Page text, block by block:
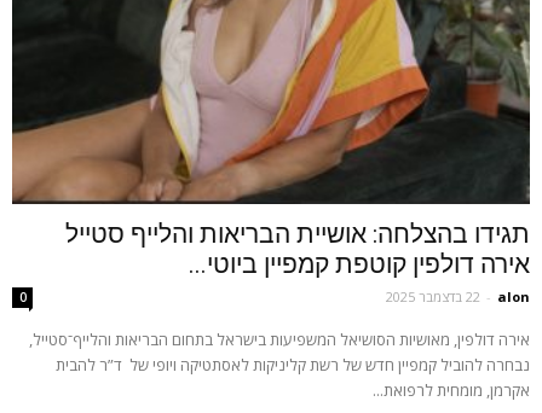
תגידו בהצלחה: אושיית הבריאות והלייף סטייל
אירה דולפין קוטפת קמפיין ביוטי...
alon
- 22 בדצמבר 2025 0
אירה דולפין, מאושיות הסושיאל המשפיעות בישראל בתחום הבריאות והלייף־סטייל,
נבחרה להוביל קמפיין חדש של רשת קליניקות לאסתטיקה ויופי של ד”ר להבית
אקרמן, מומחית לרפואת...